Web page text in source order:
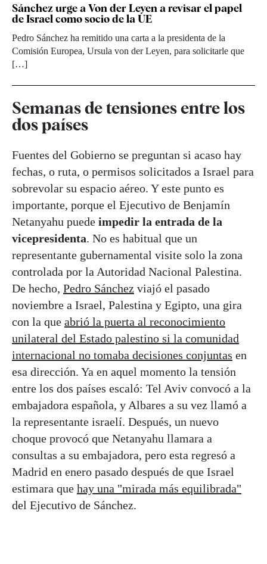
Sánchez urge a Von der Leyen a revisar el papel
de Israel como socio de la UE
Pedro Sánchez ha remitido una carta a la presidenta de la
Comisión Europea, Ursula von der Leyen, para solicitarle que
[…]
Semanas de tensiones entre los
dos países
Fuentes del Gobierno se preguntan si acaso hay
fechas, o ruta, o permisos solicitados a Israel para
sobrevolar su espacio aéreo. Y este punto es
importante, porque el Ejecutivo de Benjamín
Netanyahu puede impedir la entrada de la
vicepresidenta. No es habitual que un
representante gubernamental visite solo la zona
controlada por la Autoridad Nacional Palestina.
De hecho, Pedro Sánchez viajó el pasado
noviembre a Israel, Palestina y Egipto, una gira
con la que abrió la puerta al reconocimiento
unilateral del Estado palestino si la comunidad
internacional no tomaba decisiones conjuntas en
esa dirección. Ya en aquel momento la tensión
entre los dos países escaló: Tel Aviv convocó a la
embajadora española, y Albares a su vez llamó a
la representante israelí. Después, un nuevo
choque provocó que Netanyahu llamara a
consultas a su embajadora, pero esta regresó a
Madrid en enero pasado después de que Israel
estimara que hay una "mirada más equilibrada"
del Ejecutivo de Sánchez.